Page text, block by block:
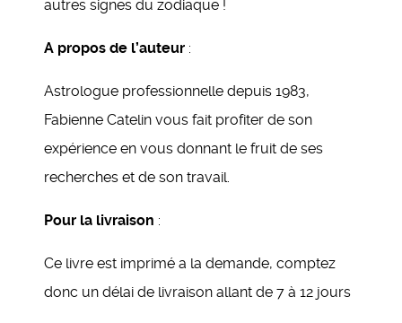
autres signes du zodiaque !
A propos de l’auteur :
Astrologue professionnelle depuis 1983,
Fabienne Catelin vous fait profiter de son
expérience en vous donnant le fruit de ses
recherches et de son travail.
Pour la livraison :
Ce livre est imprimé a la demande, comptez
donc un délai de livraison allant de 7 à 12 jours